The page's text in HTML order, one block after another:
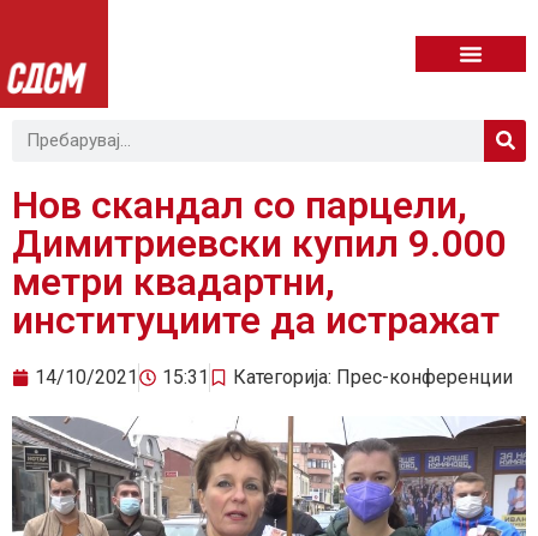
Нов скандал со парцели,
Димитриевски купил 9.000
метри квадартни,
институциите да истражат
14/10/2021 15:31 Категорија: Прес-конференции